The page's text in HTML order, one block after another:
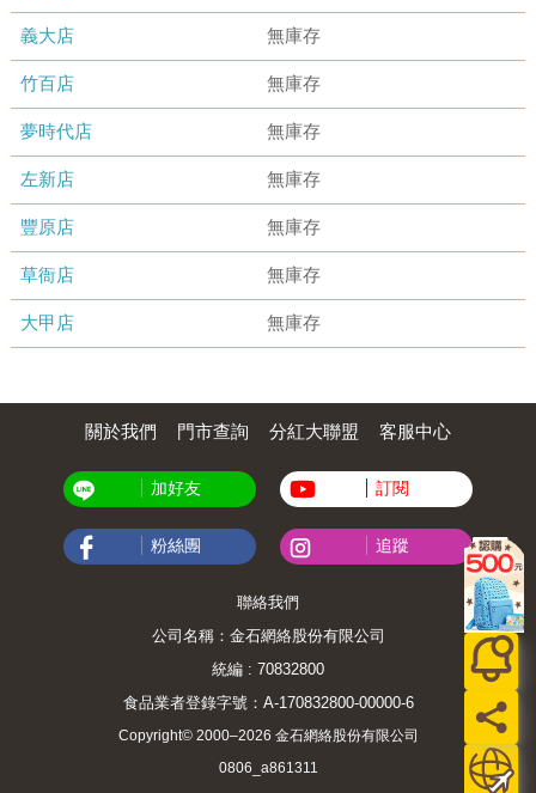
義大店 無庫存
竹百店 無庫存
夢時代店 無庫存
左新店 無庫存
豐原店 無庫存
草衙店 無庫存
大甲店 無庫存
關於我們 門市查詢 分紅大聯盟 客服中心
加好友 訂閱
粉絲團 追蹤
聯絡我們
公司名稱：金石網絡股份有限公司
統編 : 70832800
食品業者登錄字號：A-170832800-00000-6
Copyright© 2000–2026 金石網絡股份有限公司
0806_a861311